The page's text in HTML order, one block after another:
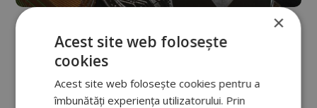
TEHNOLOGIE
Cum să investești în criptomonede
fără înșelătorii
×
Acest site web folosește
cookies
Acest site web folosește cookies pentru a
îmbunătăți experiența utilizatorului. Prin